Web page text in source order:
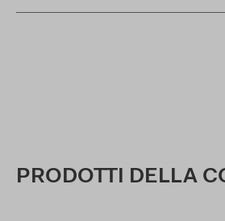
PRODOTTI DELLA